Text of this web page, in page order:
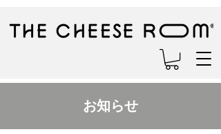
お知らせ